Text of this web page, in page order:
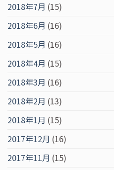
2018年7月 (15)
2018年6月 (16)
2018年5月 (16)
2018年4月 (15)
2018年3月 (16)
2018年2月 (13)
2018年1月 (15)
2017年12月 (16)
2017年11月 (15)